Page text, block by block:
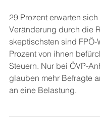
29 Prozent erwarten
Veränderung durch die
skeptischsten sind FPÖ-
Prozent von ihnen
Steuern. Nur bei ÖVP-
glauben mehr Befragte
an eine Belastung.